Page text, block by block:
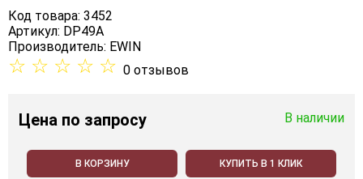
Код товара: 3452
Артикул: DP49A
Производитель: EWIN
☆ ☆ ☆ ☆ ☆ 0 отзывов
Цена по запросу В наличии
В КОРЗИНУ КУПИТЬ В 1 КЛИК